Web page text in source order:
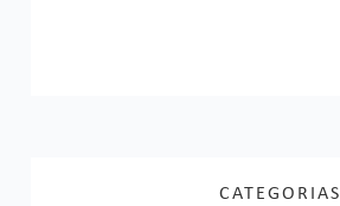
CATEGORIAS